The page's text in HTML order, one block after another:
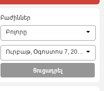
Բաժիններ
Բոլորը
Ուրբաթ, Օգոստոս 7, 2026
Ցուցադրել